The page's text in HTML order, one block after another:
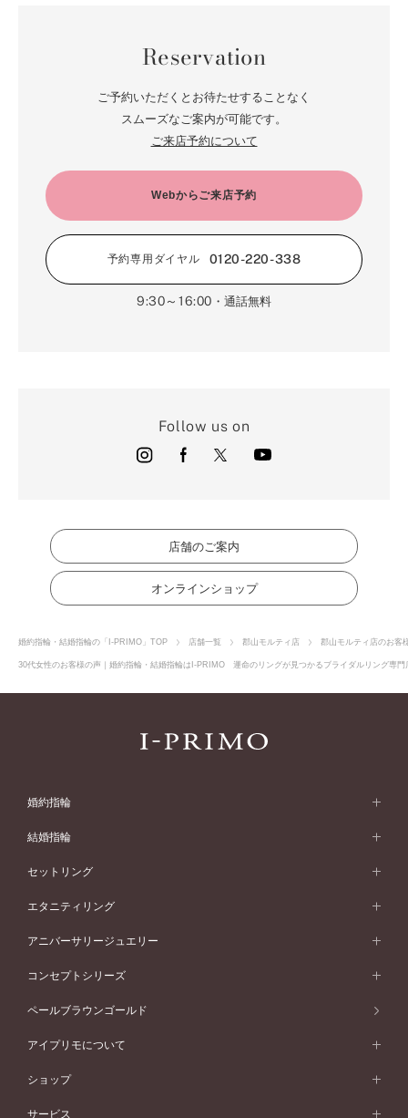
Reservation
ご予約いただくとお待たせすることなく
スムーズなご案内が可能です。
ご来店予約について
Webからご来店予約
予約専用ダイヤル 0120-220-338
9:30～16:00 ・通話無料
Follow us on
店舗のご案内
オンラインショップ
婚約指輪・結婚指輪の「I-PRIMO」TOP 店舗一覧 郡山モルティ店 郡山モルティ店のお客
30代女性のお客様の声｜婚約指輪・結婚指輪はI-PRIMO 運命のリングが見つかるブライダルリング専
婚約指輪
婚約指輪 (エンゲージリング)
婚約指輪一覧
ピンクゴールド
ペールブラウンゴールド
ウェーブライン
V字ライン
ワンサイドメレ
ダブルサイドメレ
シンプル
フェミニン
モード
50万円台～
40万円台～
30万円台～
婚約指輪 人気ランキング
結婚指輪
結婚指輪 (マリッジリング)
結婚指輪一覧
ピンクゴールド
ペールブラウンゴールド
ウェーブライン
V字ライン
ワンメレ
セベラルメレ
シンプル
フェミニン
モード
50万円～
40万円～50万円
セットリング
セットリング
セットリング一覧
ピンクゴールド
ペールブラウンゴールド
エタニティリング
エタニティリング
エタニティリング一覧
ピンクゴールド
ペールブラウンゴールド
アニバーサリージュエリー
アニバーサリージュエリー
アニバーサリージュエリー一覧
ファッションリング
ブレスレット
コンセプトシリーズ
コンセプトシリーズ
オリジンビリーフ
ペールブラウンゴールド
アイプリモについて
アイプリモについて
パーソナルハンド診断
ショップ
店舗一覧
サービス